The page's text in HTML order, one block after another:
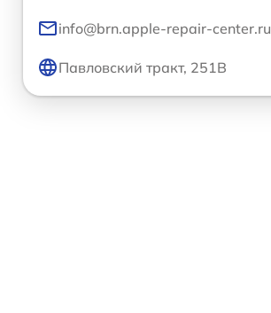
info@brn.apple-repair-center.ru
Павловский тракт, 251В